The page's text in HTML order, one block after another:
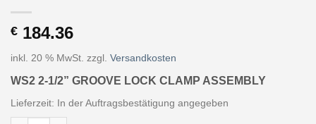
€ 184.36
inkl. 20 % MwSt. zzgl. Versandkosten
WS2 2-1/2” GROOVE LOCK CLAMP ASSEMBLY
Lieferzeit: In der Auftragsbestätigung angegeben